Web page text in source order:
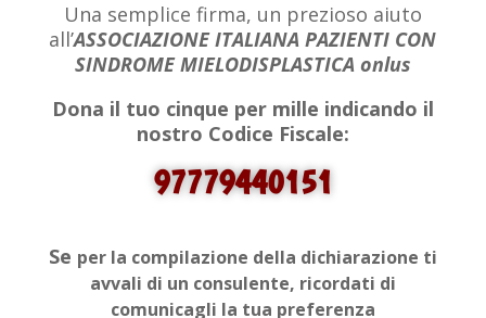
Una semplice firma, un prezioso aiuto
all’ASSOCIAZIONE ITALIANA PAZIENTI CON
SINDROME MIELODISPLASTICA onlus
Dona il tuo cinque per mille indicando il
nostro Codice Fiscale:
97779440151
Se per la compilazione della dichiarazione ti
avvali di un consulente, ricordati di
comunicagli la tua preferenza